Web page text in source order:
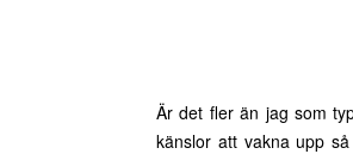
Är det fler än jag som
känslor att vakna upp